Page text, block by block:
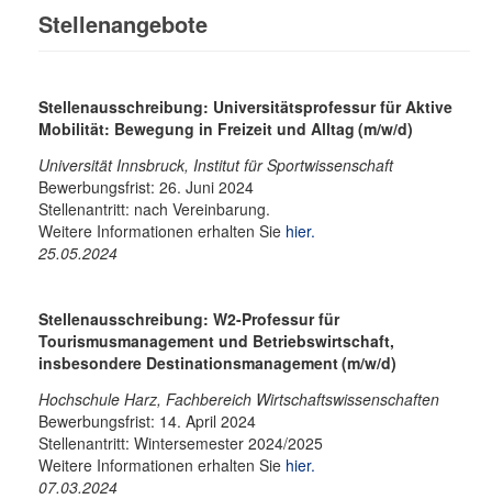
Stellenangebote
Stellenausschreibung: Universitätsprofessur für Aktive
Mobilität: Bewegung in Freizeit und Alltag (m/w/d)
Universität Innsbruck, Institut für Sportwissenschaft
Bewerbungsfrist: 26. Juni 2024
Stellenantritt: nach Vereinbarung.
Weitere Informationen erhalten Sie hier.
25.05.2024
Stellenausschreibung: W2-Professur für
Tourismusmanagement und Betriebswirtschaft,
insbesondere Destinationsmanagement(m/w/d)
Hochschule Harz, Fachbereich Wirtschaftswissenschaften
Bewerbungsfrist: 14. April 2024
Stellenantritt: Wintersemester 2024/2025
Weitere Informationen erhalten Sie hier.
07.03.2024